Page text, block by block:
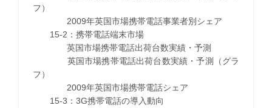
フ）
2009年英国市場携帯電話事業者別シェア
15-2：携帯電話端末市場
英国市場携帯電話出荷台数実績・予測
英国市場携帯電話出荷台数実績・予測（グラ
フ）
2009年英国市場携帯電話シェア
15-3：3G携帯電話の導入動向